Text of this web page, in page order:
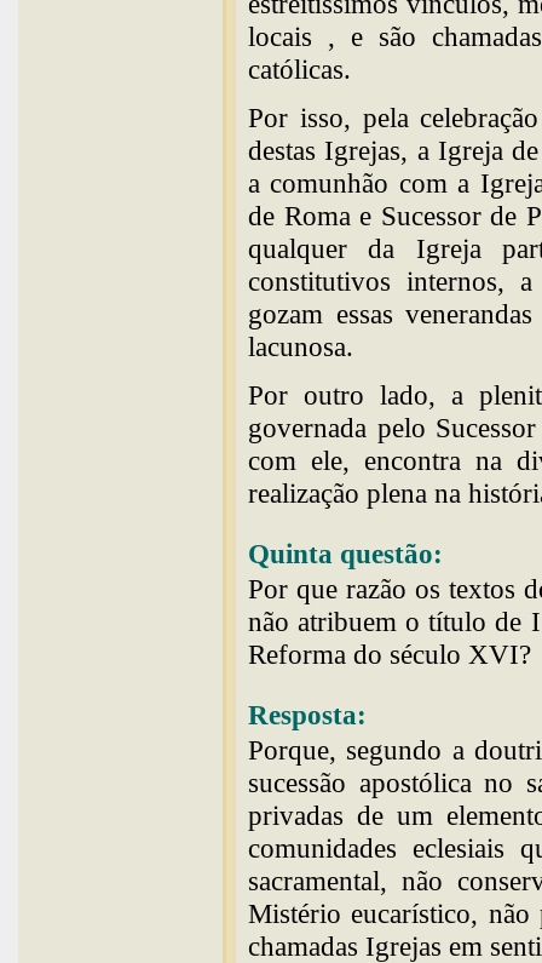
locais , e são
católicas.
Por isso, pela
destas Igrejas, a Igreja
a comunhão com a
de Roma e Sucessor de
qualquer da Igreja
constitutivos internos,
gozam essas
lacunosa.
Por outro lado, a
governada pelo
com ele, encontra na
realização plena na
Quinta questão:
Por que razão os textos
não atribuem o título de
Reforma do século XVI?
Resposta:
Porque, segundo a
sucessão apostólica no
privadas de um
comunidades eclesiais
sacramental, não
Mistério eucarístico, não
chamadas Igrejas em